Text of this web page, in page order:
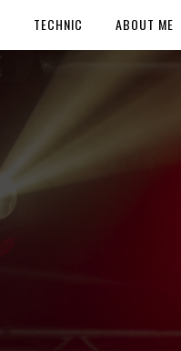
TECHNIC ABOUT ME